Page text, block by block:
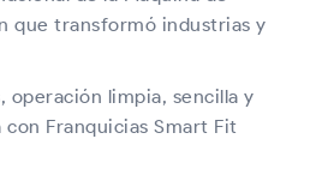
que transformó industrias y
operación limpia, sencilla y
Franquicias Smart Fit